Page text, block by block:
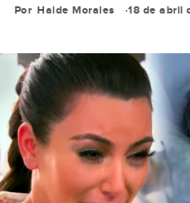
Por Haide Morales 18 de abril